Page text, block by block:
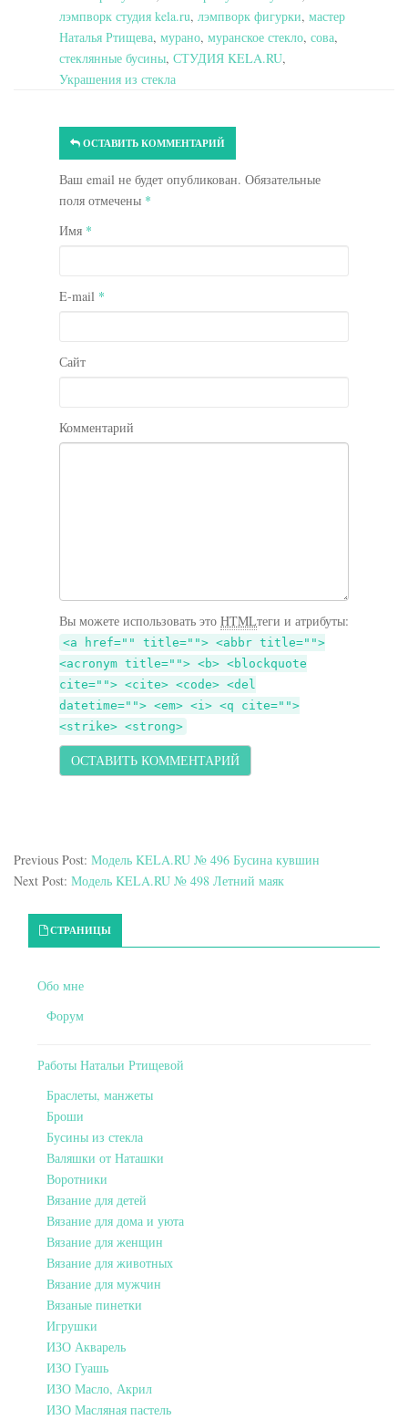
лэмпворк студия kela.ru, лэмпворк фигурки, мастер
Наталья Ртищева, мурано, муранское стекло, сова,
стеклянные бусины, СТУДИЯ KELA.RU,
Украшения из стекла
ОСТАВИТЬ КОММЕНТАРИЙ
Ваш email не будет опубликован. Обязательные
поля отмечены *
Имя *
E-mail *
Сайт
Комментарий
Вы можете использовать это HTMLтеги и атрибуты:
<a href="" title=""> <abbr title="">
<acronym title=""> <b> <blockquote
cite=""> <cite> <code> <del
datetime=""> <em> <i> <q cite="">
<strike> <strong>
Previous Post: Модель KELA.RU № 496 Бусина кувшин
Next Post: Модель KELA.RU № 498 Летний маяк
Primary Sidebar
СТРАНИЦЫ
Обо мне
Форум
Работы Натальи Ртищевой
Браслеты, манжеты
Броши
Бусины из стекла
Валяшки от Наташки
Воротники
Вязание для детей
Вязание для дома и уюта
Вязание для женщин
Вязание для животных
Вязание для мужчин
Вязаные пинетки
Игрушки
ИЗО Акварель
ИЗО Гуашь
ИЗО Масло, Акрил
ИЗО Масляная пастель